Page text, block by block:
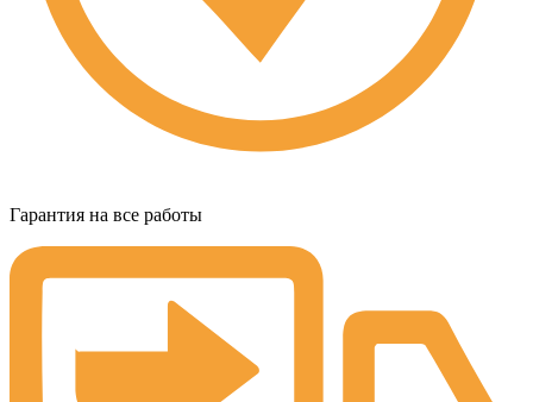
Гарантия на все работы